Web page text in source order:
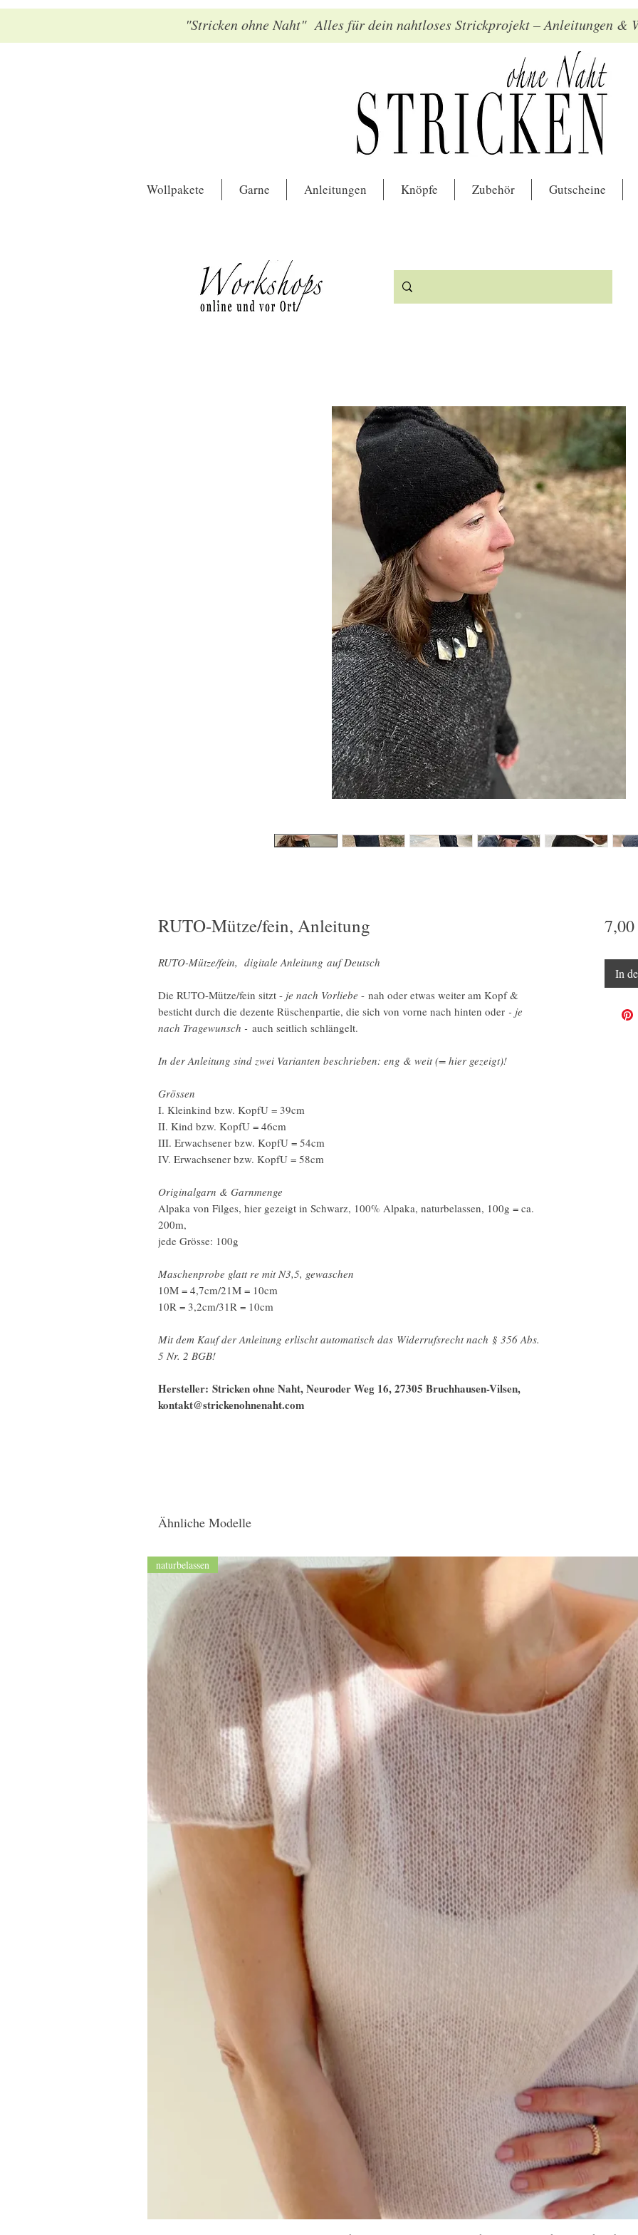
"Stricken ohne Naht" Alles für dein nahtloses Strickprojekt – Anleitungen &
Wollpakete Garne Anleitungen Knöpfe Zubehör Gutscheine
RUTO-Mütze/fein, Anleitung
RUTO-Mütze/fein, digitale Anleitung auf Deutsch
Die RUTO-Mütze/fein sitzt - je nach Vorliebe - nah oder etwas weiter am Kopf &
besticht durch die dezente Rüschenpartie, die sich von vorne nach hinten oder - je
nach Tragewunsch - auch seitlich schlängelt.
In der Anleitung sind zwei Varianten beschrieben: eng & weit (= hier gezeigt)!
Grössen
I. Kleinkind bzw. KopfU = 39cm
II. Kind bzw. KopfU = 46cm
III. Erwachsener bzw. KopfU = 54cm
IV. Erwachsener bzw. KopfU = 58cm
Originalgarn & Garnmenge
Alpaka von Filges, hier gezeigt in Schwarz, 100% Alpaka, naturbelassen, 100g = ca.
200m,
jede Grösse: 100g
Maschenprobe glatt re mit N3,5, gewaschen
10M = 4,7cm/21M = 10cm
10R = 3,2cm/31R = 10cm
Mit dem Kauf der Anleitung erlischt automatisch das Widerrufsrecht nach § 356 Abs.
5 Nr. 2 BGB!
Hersteller: Stricken ohne Naht, Neuroder Weg 16, 27305 Bruchhausen-Vilsen,
kontakt@strickenohnenaht.com
In
Ähnliche Modelle
naturbelassen